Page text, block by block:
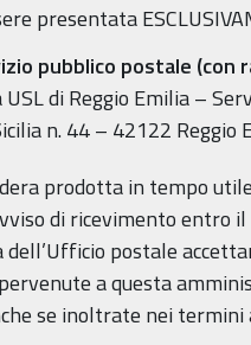
presentata
pubblico postale (con
di Reggio Emilia –
n. 44 – 42122 Reggio
prodotta in tempo
di ricevimento entro
postale
a questa
se inoltrate nei